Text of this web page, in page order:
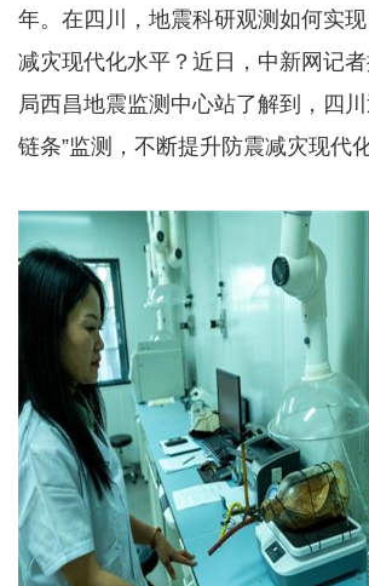
年。在四川，地震科研观测如何实
减灾现代化水平？近日，中新网记
局西昌地震监测中心站了解到，四
链条”监测，不断提升防震减灾现代